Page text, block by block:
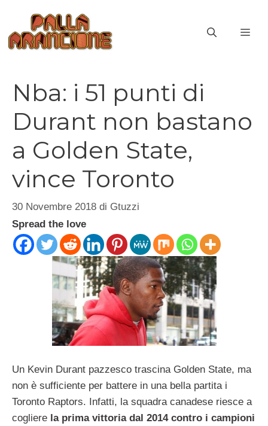
contenuto
Nba: i 51 punti di
Durant non bastano
a Golden State,
vince Toronto
30 Novembre 2018 di Gtuzzi
Spread the love
Un Kevin Durant pazzesco trascina Golden State, ma
non è sufficiente per battere in una bella partita i
Toronto Raptors. Infatti, la squadra canadese riesce a
cogliere la prima vittoria dal 2014 contro i campioni